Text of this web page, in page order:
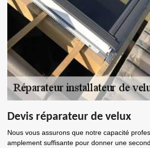
Devis réparateur de velux
Nous vous assurons que notre capacité
amplement suffisante pour donner une